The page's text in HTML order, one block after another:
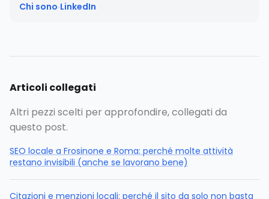
Chi sono·LinkedIn
Articoli collegati
Altri pezzi scelti per approfondire, collegati da
questo post.
SEO locale a Frosinone e Roma: perché molte attività
restano invisibili (anche se lavorano bene)
Citazioni e menzioni locali: perché il sito da solo non basta